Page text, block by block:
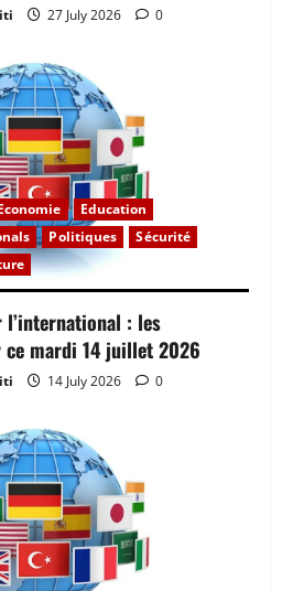
27 July 2026 0
Education
Politiques
Sécurité
l’international : les
mardi 14 juillet 2026
14 July 2026 0